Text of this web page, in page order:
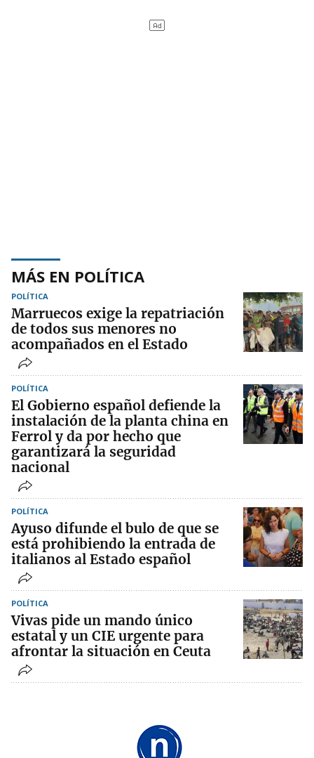
MÁS EN POLÍTICA
POLÍTICA
Marruecos exige la repatriación
de todos sus menores no
acompañados en el Estado
POLÍTICA
El Gobierno español defiende la
instalación de la planta china en
Ferrol y da por hecho que
garantizará la seguridad
nacional
POLÍTICA
Ayuso difunde el bulo de que se
está prohibiendo la entrada de
italianos al Estado español
POLÍTICA
Vivas pide un mando único
estatal y un CIE urgente para
afrontar la situación en Ceuta